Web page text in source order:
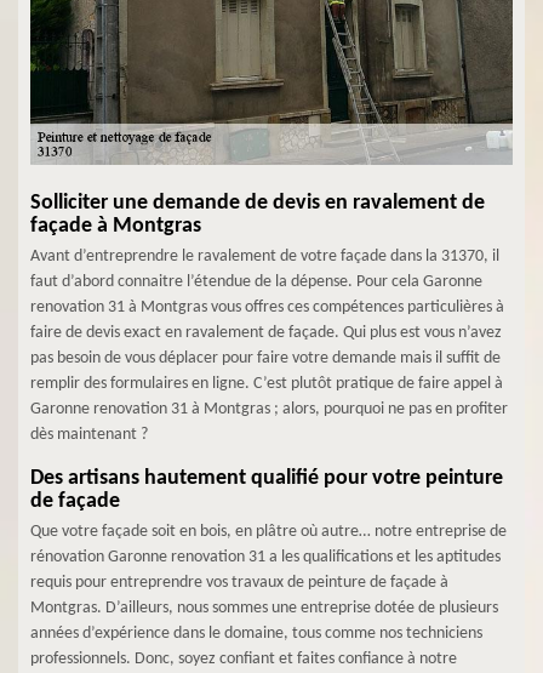
Solliciter une demande de devis en ravalement de
façade à Montgras
Avant d’entreprendre le ravalement de votre façade dans la 31370, il
faut d’abord connaitre l’étendue de la dépense. Pour cela Garonne
renovation 31 à Montgras vous offres ces compétences particulières à
faire de devis exact en ravalement de façade. Qui plus est vous n’avez
pas besoin de vous déplacer pour faire votre demande mais il suffit de
remplir des formulaires en ligne. C’est plutôt pratique de faire appel à
Garonne renovation 31 à Montgras ; alors, pourquoi ne pas en profiter
dès maintenant ?
Des artisans hautement qualifié pour votre peinture
de façade
Que votre façade soit en bois, en plâtre où autre… notre entreprise de
rénovation Garonne renovation 31 a les qualifications et les aptitudes
requis pour entreprendre vos travaux de peinture de façade à
Montgras. D’ailleurs, nous sommes une entreprise dotée de plusieurs
années d’expérience dans le domaine, tous comme nos techniciens
professionnels. Donc, soyez confiant et faites confiance à notre